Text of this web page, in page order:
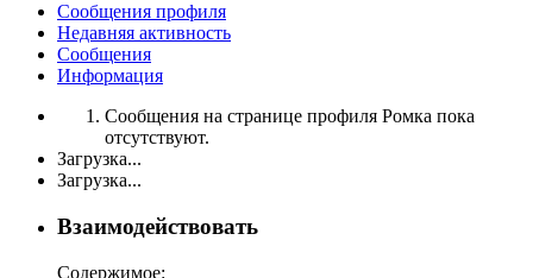
Сообщения профиля
Недавняя активность
Сообщения
Информация
Сообщения на странице профиля Ромка пока
отсутствуют.
Загрузка...
Загрузка...
Взаимодействовать
Содержимое: